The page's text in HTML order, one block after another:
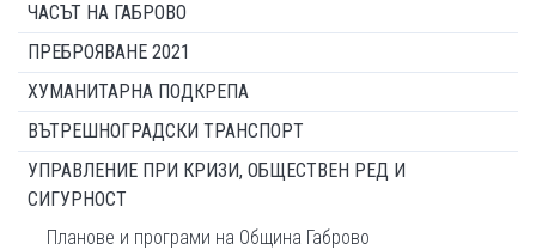
ЧАСЪТ НА ГАБРОВО
ПРЕБРОЯВАНЕ 2021
ХУМАНИТАРНА ПОДКРЕПА
ВЪТРЕШНОГРАДСКИ ТРАНСПОРТ
УПРАВЛЕНИЕ ПРИ КРИЗИ, ОБЩЕСТВЕН РЕД И
СИГУРНОСТ
Планове и програми на Община Габрово